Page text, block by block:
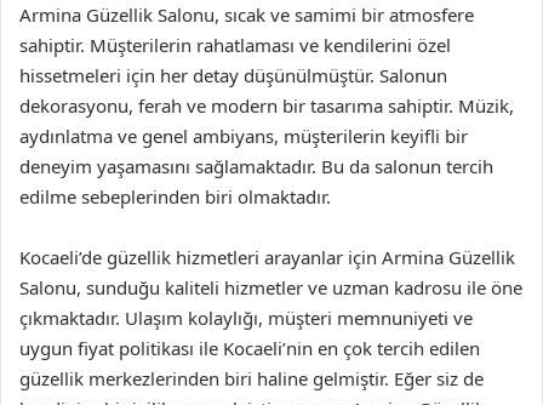
Armina Güzellik Salonu, sıcak ve samimi bir atmosfere
sahiptir. Müşterilerin rahatlaması ve kendilerini özel
hissetmeleri için her detay düşünülmüştür. Salonun
dekorasyonu, ferah ve modern bir tasarıma sahiptir. Müzik,
aydınlatma ve genel ambiyans, müşterilerin keyifli bir
deneyim yaşamasını sağlamaktadır. Bu da salonun tercih
edilme sebeplerinden biri olmaktadır.
Kocaeli’de güzellik hizmetleri arayanlar için Armina Güzellik
Salonu, sunduğu kaliteli hizmetler ve uzman kadrosu ile öne
çıkmaktadır. Ulaşım kolaylığı, müşteri memnuniyeti ve
uygun fiyat politikası ile Kocaeli’nin en çok tercih edilen
güzellik merkezlerinden biri haline gelmiştir. Eğer siz de